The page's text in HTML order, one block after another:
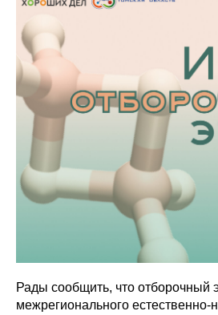
Рады сообщить, что отборочный
межрегионального естественно-